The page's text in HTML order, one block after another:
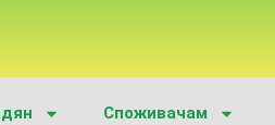
Споживачам